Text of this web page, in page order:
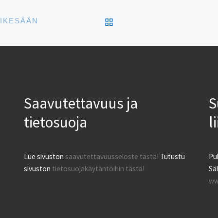
Saavutettavuus ja
tietosuoja
Lue sivuston saavutettavuusseloste tästä! Tutustu
sivuston tietosuojakäytäntöihin tästä!